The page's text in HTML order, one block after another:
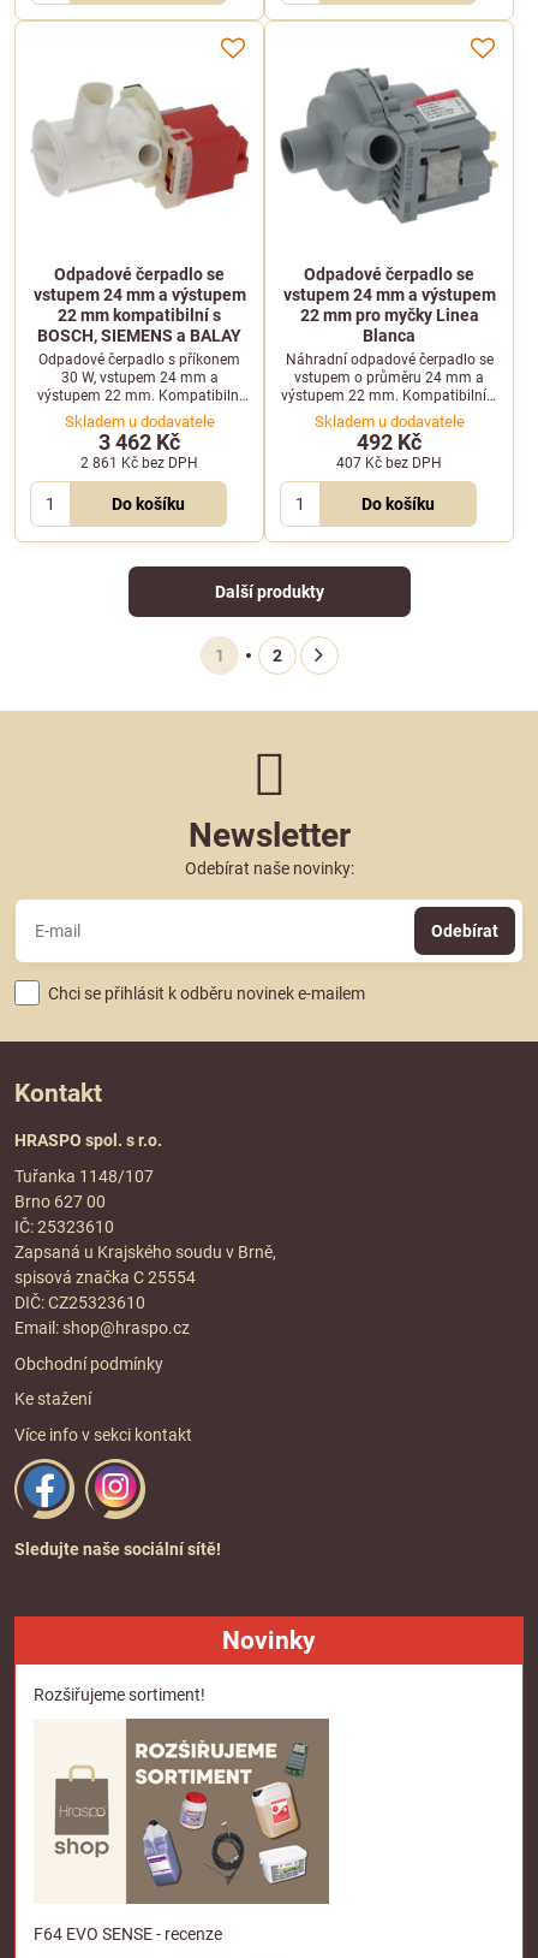
Odpadové čerpadlo se
vstupem 24 mm a výstupem
22 mm kompatibilní s
BOSCH, SIEMENS a BALAY
Odpadové čerpadlo s příkonem
30 W, vstupem 24 mm a
výstupem 22 mm. Kompatibilní
se zařízeními BOSCH, SIEMENS,
BALAY, COPRECI a EPMS.
Skladem u dodavatele
3 462 Kč
2 861 Kč bez DPH
Do košíku
Odpadové čerpadlo se
vstupem 24 mm a výstupem
22 mm pro myčky Linea
Blanca
Náhradní odpadové čerpadlo se
vstupem o průměru 24 mm a
výstupem 22 mm. Kompatibilní s
profesionálními myčkami Linea
Blanca řady LC.
Skladem u dodavatele
492 Kč
407 Kč bez DPH
Do košíku
Další produkty
1 2
Newsletter
Odebírat naše novinky:
Odebírat
Chci se přihlásit k odběru novinek e-mailem
Kontakt
HRASPO spol. s r.o.
Tuřanka 1148/107
Brno 627 00
IČ: 25323610
Zapsaná u Krajského soudu v Brně,
spisová značka C 25554
DIČ: CZ25323610
Email: shop@hraspo.cz
Obchodní podmínky
Ke stažení
Více info v sekci kontakt
Sledujte naše sociální sítě!
Novinky
Rozšiřujeme sortiment!
F64 EVO SENSE - recenze